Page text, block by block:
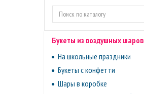
Букеты из воздушных шаров
На школьные праздники
Букеты с конфетти
Шары в коробке